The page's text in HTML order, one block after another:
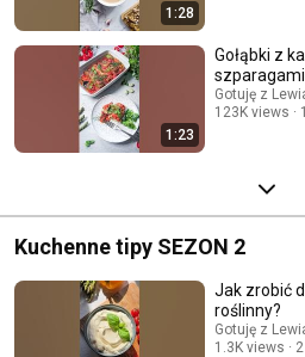
1:28
1:23
Gołąbki z
Gotuję z
123K views
Kuchenne tipy SEZON 2
Jak zrobić
roślinny?
Gotuję z
1.3K views